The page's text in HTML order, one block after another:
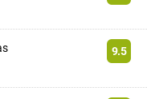
9.5